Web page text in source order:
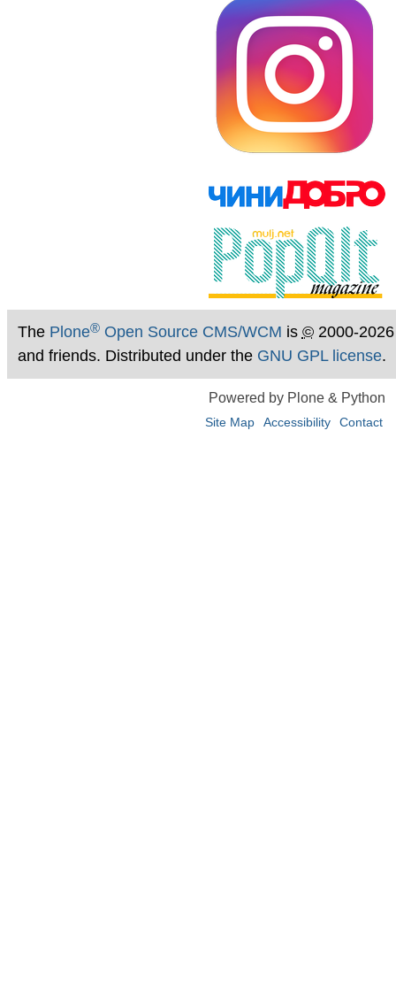
The Plone®Open Source CMS/WCM is ©2000-
and friends. Distributed under the GNU GPL license.
Powered by Plone & Python
Site Map Accessibility Contact